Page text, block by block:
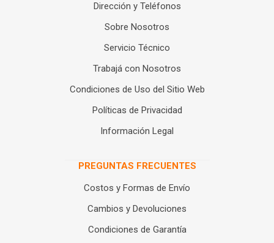
Dirección y Teléfonos
Sobre Nosotros
Servicio Técnico
Trabajá con Nosotros
Condiciones de Uso del Sitio Web
Políticas de Privacidad
Información Legal
PREGUNTAS FRECUENTES
Costos y Formas de Envío
Cambios y Devoluciones
Condiciones de Garantía